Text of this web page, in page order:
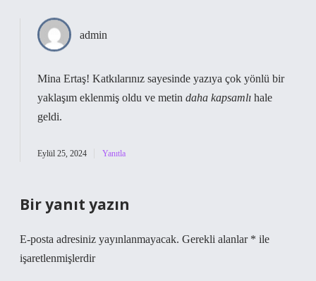
admin
Mina Ertaş! Katkılarınız sayesinde yazıya çok yönlü bir
yaklaşım eklenmiş oldu ve metin daha kapsamlı hale
geldi.
Eylül 25, 2024 Yanıtla
Bir yanıt yazın
E-posta adresiniz yayınlanmayacak. Gerekli alanlar * ile
işaretlenmişlerdir